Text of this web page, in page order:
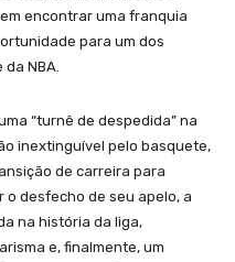
encontrar uma franquia
para um dos
NBA.
“turnê de despedida” na
inextinguível pelo basquete,
de carreira para
desfecho de seu apelo, a
na história da liga,
e, finalmente, um